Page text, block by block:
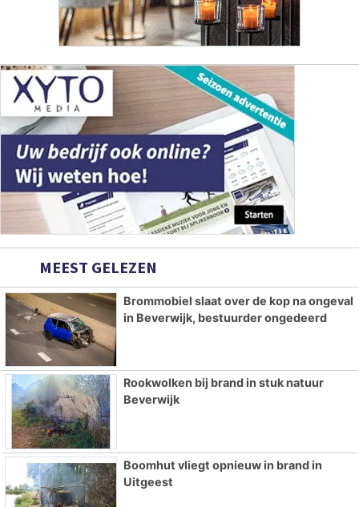
MEEST GELEZEN
Brommobiel slaat over de kop na ongeval
in Beverwijk, bestuurder ongedeerd
Rookwolken bij brand in stuk natuur
Beverwijk
Boomhut vliegt opnieuw in brand in
Uitgeest